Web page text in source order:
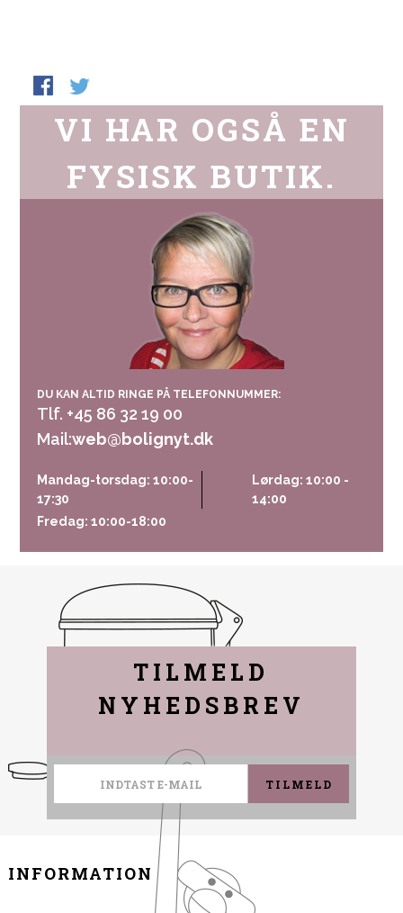
VI HAR OGSÅ EN
FYSISK BUTIK.
DU KAN ALTID RINGE PÅ TELEFONNUMMER:
Tlf. +45 86 32 19 00
Mail:web@bolignyt.dk
Mandag-torsdag: 10:00-
17:30
Fredag: 10:00-18:00
Lørdag: 10:00 -
14:00
TILMELD
NYHEDSBREV
TILMELD
INFORMATION